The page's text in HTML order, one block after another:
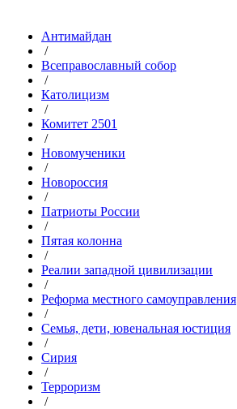
Антимайдан
/
Всеправославный собор
/
Католицизм
/
Комитет 2501
/
Новомученики
/
Новороссия
/
Патриоты России
/
Пятая колонна
/
Реалии западной цивилизации
/
Реформа местного самоуправления
/
Семья, дети, ювенальная юстиция
/
Сирия
/
Терроризм
/